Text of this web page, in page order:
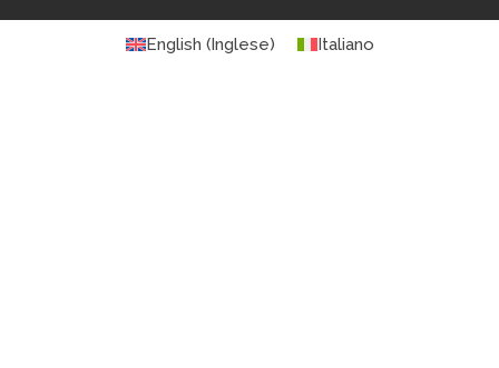
English (Inglese) Italiano